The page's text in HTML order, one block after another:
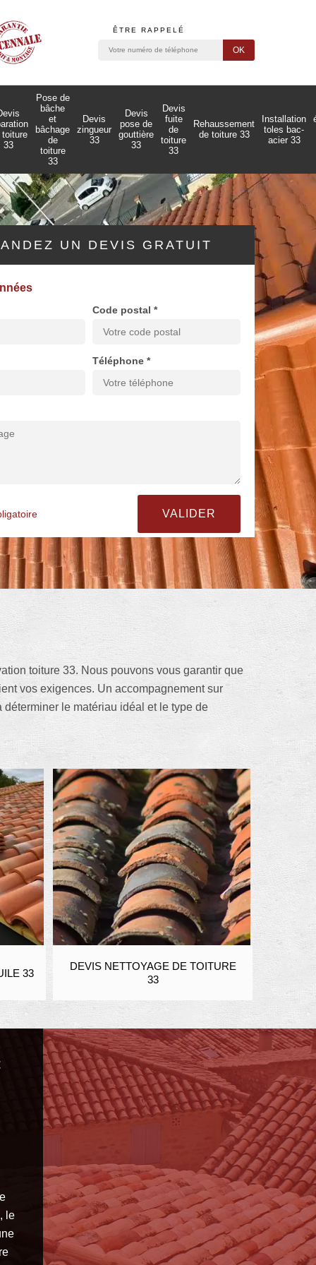
ÊTRE RAPPELÉ
toiture
33
Pose de
bâche
et
bâchage
de
toiture
33
Devis
zingueur
33
Devis
pose de
gouttière
33
Devis
fuite
de
toiture
33
Rehaussement
de toiture 33
Installation
toles bac-
acier 33
UN DEVIS GRATUIT
Code postal *
Téléphone *
toiture 33. Nous pouvons vous garantir que
vos exigences. Un accompagnement sur
le matériau idéal et le type de
DE TOITURE
33
ENDUIT ET RAVALEMENT FAUSSE
le